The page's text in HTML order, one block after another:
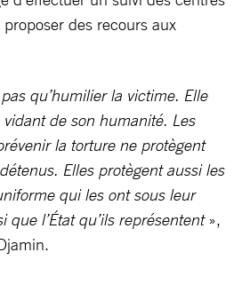
des recours aux
qu’humilier la victime. Elle
de son humanité. Les
la torture ne protègent
Elles protègent aussi les
qui les ont sous leur
que l’État qu’ils représentent»,